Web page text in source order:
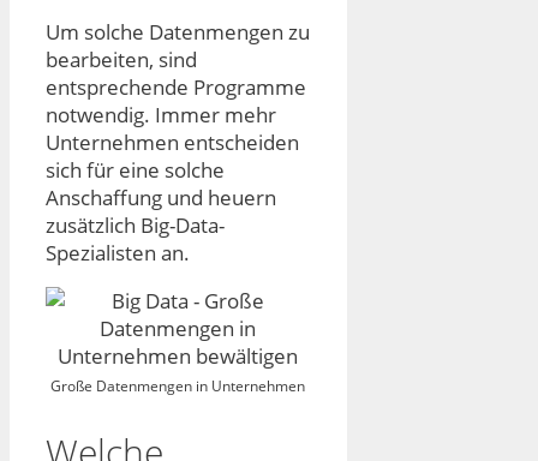
Um solche Datenmengen zu
bearbeiten, sind
entsprechende Programme
notwendig. Immer mehr
Unternehmen entscheiden
sich für eine solche
Anschaffung und heuern
zusätzlich Big-Data-
Spezialisten an.
Große Datenmengen in Unternehmen